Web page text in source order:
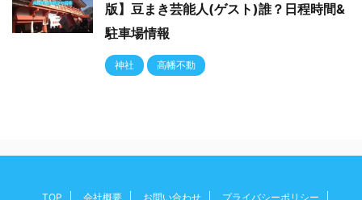
版】豆まき芸能人(ゲスト)誰？日程時間&
駐車場情報
神社 高幡不動
TOP 会社概要 お問い合わせ プライバシーポリシー